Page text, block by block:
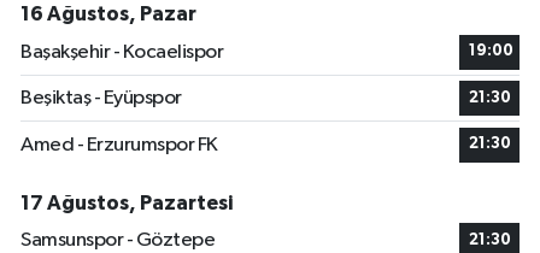
16 Ağustos, Pazar
Başakşehir - Kocaelispor
19:00
Beşiktaş - Eyüpspor 21:30
Amed - Erzurumspor FK 21:30
17 Ağustos, Pazartesi
Samsunspor - Göztepe
21:30